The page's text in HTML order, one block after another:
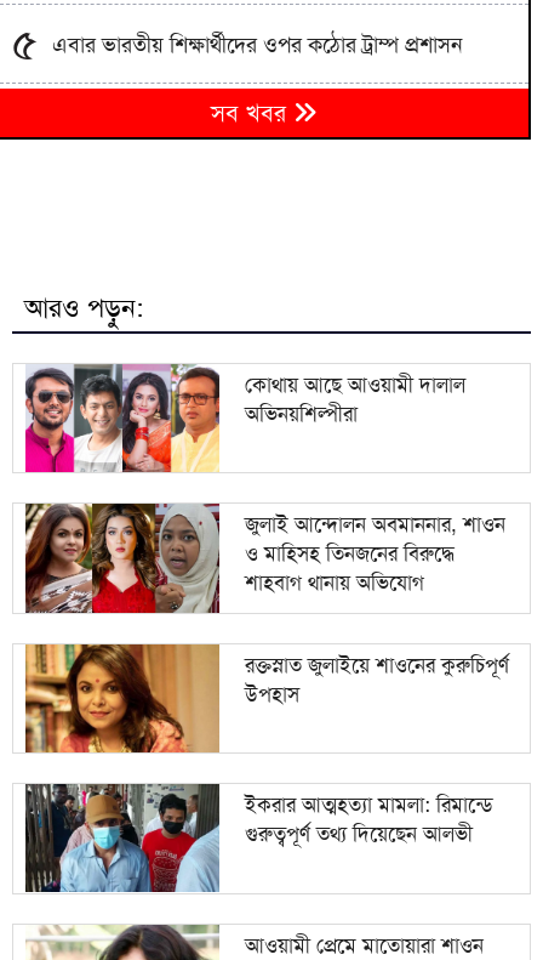
৫ এবার ভারতীয় শিক্ষার্থীদের ওপর কঠোর ট্রাম্প প্রশাসন
আশুলিয়ায় কাফনের কাপড়সহ চিঠিতে প্রাণনাশের হুমকির
অভিযোগ
ঘিরে বাঁশখালীতে উৎসব
৯ মাইক অপসারণ
১০ হাম ও হামের উপসর্গ নিয়ে আরও চার জনের মৃত্যু
সব খবর
আরও পড়ুন:
কোথায় আছে আওয়ামী দালাল
অভিনয়শিল্পীরা
জুলাই আন্দোলন অবমাননার, শাওন
ও মাহিসহ তিনজনের বিরুদ্ধে
শাহবাগ থানায় অভিযোগ
রক্তস্নাত জুলাইয়ে শাওনের কুরুচিপূর্ণ
উপহাস
ইকরার আত্মহত্যা মামলা: রিমান্ডে
গুরুত্বপূর্ণ তথ্য দিয়েছেন আলভী
আওয়ামী প্রেমে মাতোয়ারা শাওন